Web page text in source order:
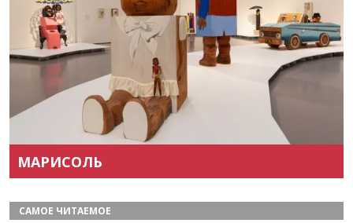
МАРИСОЛЬ
САМОЕ ЧИТАЕМОЕ